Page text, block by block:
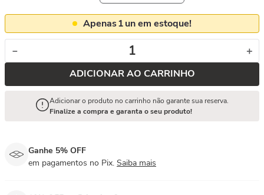
Apenas1un em estoque!
＋
－
ADICIONAR AO CARRINHO
Adicionar o produto no carrinho não garante sua reserva.
Finalize a compra e garanta o seu produto!
Ganhe 5% OFF
em pagamentos no Pix. Saiba mais